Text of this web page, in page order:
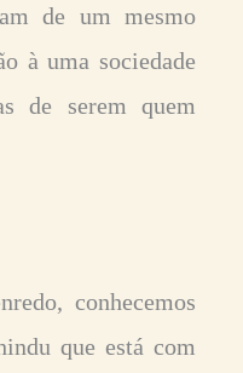
de um mesmo
à uma sociedade
de serem quem
conhecemos
que está com